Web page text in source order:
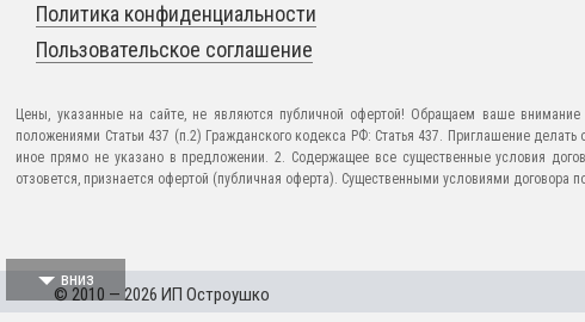
Политика конфиденциальности
Пользовательское соглашение
Цены, указанные на сайте, не являются публичной офертой! Обращаем ваше
положениями Статьи 437 (п.2) Гражданского кодекса РФ: Статья 437. Приглашение
иное прямо не указано в предложении. 2. Содержащее все существенные условия
отзовется, признается офертой (публичная оферта). Существенными условиями договора
© 2010 — 2026 ИП Остроушко
вниз